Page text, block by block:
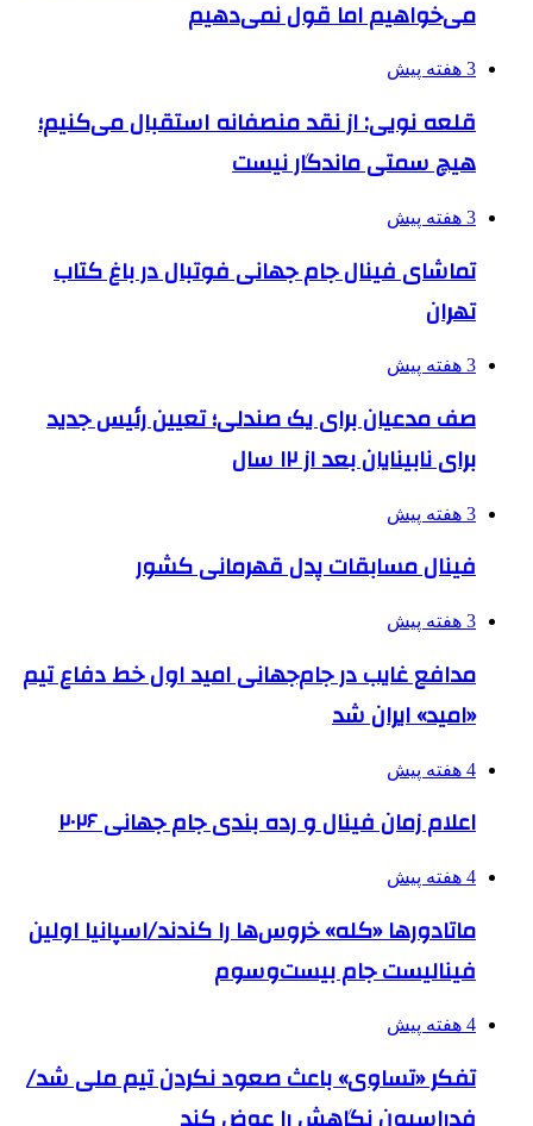
می‌خواهیم اما قول نمی‌دهیم
3 هفته پیش
قلعه نویی: از نقد منصفانه استقبال می‌کنیم؛
هیچ سمتی ماندگار نیست
3 هفته پیش
تماشای فینال جام جهانی فوتبال در باغ کتاب
تهران
3 هفته پیش
صف مدعیان برای یک صندلی؛ تعیین رئیس جدید
برای نابینایان بعد از ۱۲ سال
3 هفته پیش
فینال مسابقات پدل قهرمانی کشور
3 هفته پیش
مدافع غایب در جام‌جهانی امید اول خط دفاع تیم
«امید» ایران شد
4 هفته پیش
اعلام زمان فینال و رده بندی جام جهانی ۲۰۲۶
4 هفته پیش
ماتادورها «کله» خروس‌ها را کندند/اسپانیا اولین
فینالیست جام بیست‌وسوم
4 هفته پیش
تفکر «تساوی» باعث صعود نکردن تیم ملی شد/